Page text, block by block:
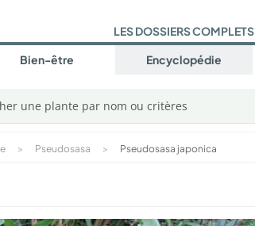
LES DOSSIERS COMPLETS
Bien-être Encyclopédie
une plante par nom ou critères
> Pseudosasa > Pseudosasa japonica